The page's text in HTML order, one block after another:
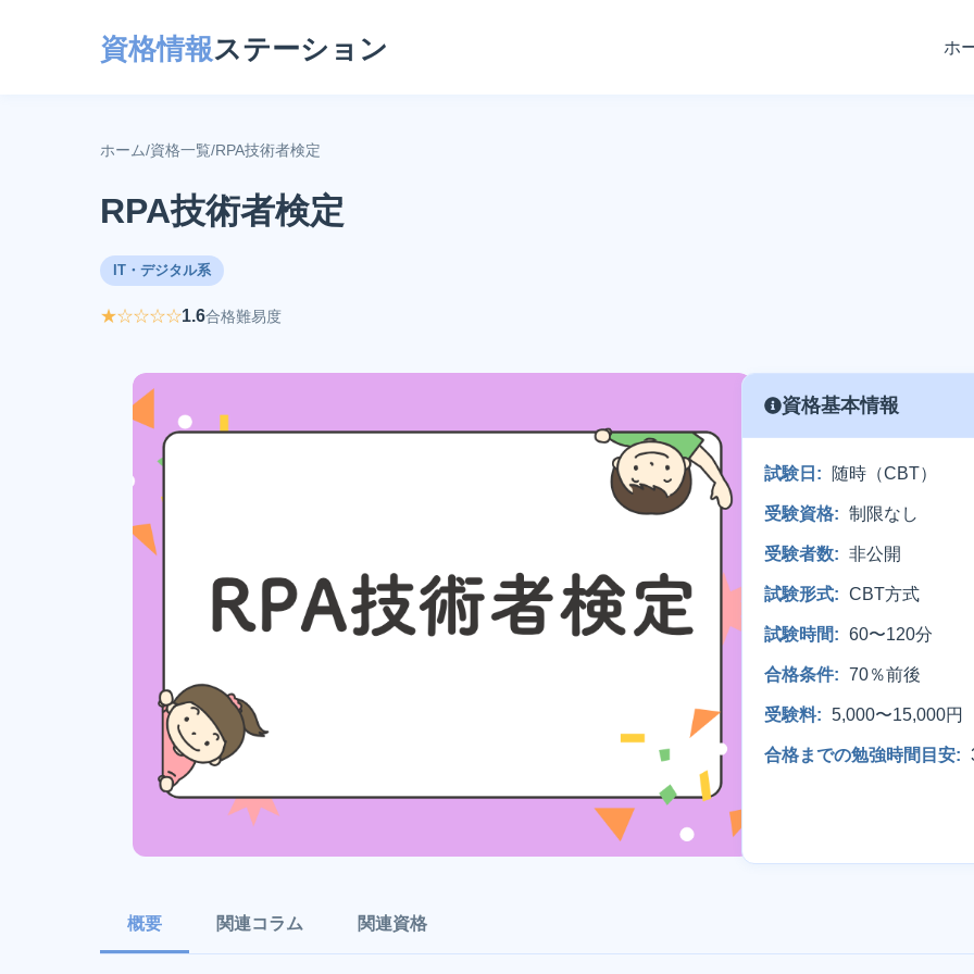
資格情報ステーション ホ
ホーム/資格一覧/RPA技術者検定
RPA技術者検定
IT・デジタル系
★☆☆☆☆1.6合格難易度
資格基本情報
試験日: 随時（CBT）
受験資格: 制限なし
受験者数: 非公開
試験形式: CBT方式
試験時間: 60〜120分
合格条件: 70％前後
受験料: 5,000〜15,000円
合格までの勉強時間目安:
概要 関連コラム 関連資格